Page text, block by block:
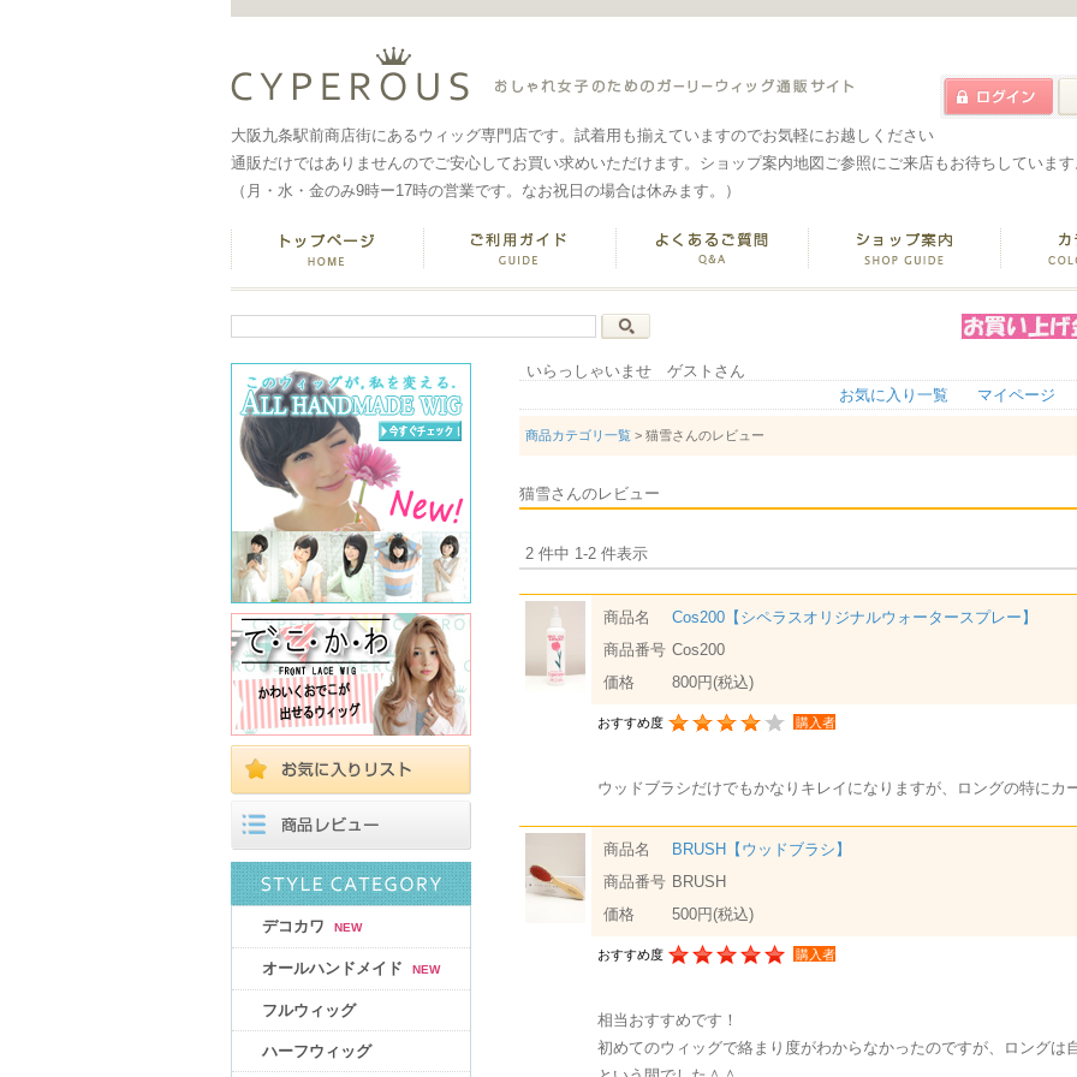
大阪九条駅前商店街にあるウィッグ専門店です。試着用も揃えていますのでお気軽にお越しください
通販だけではありませんのでご安心してお買い求めいただけます。ショップ案内地図ご参照にご来店もお待ちしていま
（月・水・金のみ9時ー17時の営業です。なお祝日の場合は休みます。）
デコカワ NEW
オールハンドメイド NEW
フルウィッグ
ハーフウィッグ
いらっしゃいませ ゲストさん
お気に入り一覧
マイページ
商品カテゴリ一覧 > 猫雪さんのレビュー
猫雪さんのレビュー
2 件中 1-2 件表示
商品名
Cos200【シペラスオリジナルウォータースプレー】
商品番号 Cos200
価格
800円(税込)
おすすめ度 購入者
ウッドブラシだけでもかなりキレイになりますが、ロングの特にカ
商品名
BRUSH【ウッドブラシ】
商品番号 BRUSH
価格
500円(税込)
おすすめ度 購入者
相当おすすめです！
初めてのウィッグで絡まり度がわからなかったのですが、ロングは